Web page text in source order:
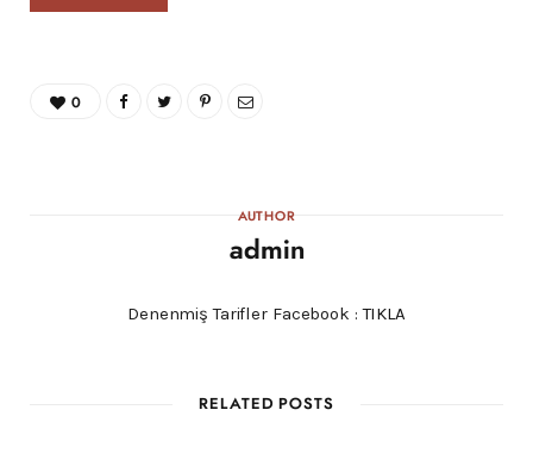
0
AUTHOR
admin
Denenmiş Tarifler Facebook :TIKLA
RELATED POSTS